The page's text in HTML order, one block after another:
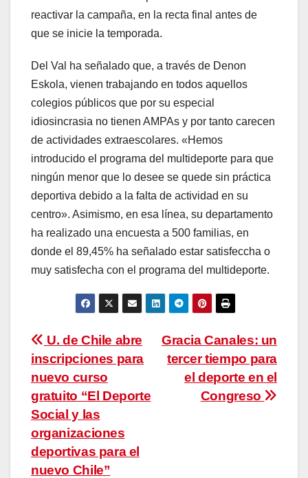
reactivar la campaña, en la recta final antes de
que se inicie la temporada.
Del Val ha señalado que, a través de Denon
Eskola, vienen trabajando en todos aquellos
colegios públicos que por su especial
idiosincrasia no tienen AMPAs y por tanto carecen
de actividades extraescolares. «Hemos
introducido el programa del multideporte para que
ningún menor que lo desee se quede sin práctica
deportiva debido a la falta de actividad en su
centro». Asimismo, en esa línea, su departamento
ha realizado una encuesta a 500 familias, en
donde el 89,45% ha señalado estar satisfeccha o
muy satisfecha con el programa del multideporte.
Navegación
de
entradas
Gracia Canales: un
tercer tiempo para
el deporte en el
Congreso
U. de Chile abre
inscripciones para
nuevo curso
gratuito “El Deporte
Social y las
organizaciones
deportivas para el
nuevo Chile”